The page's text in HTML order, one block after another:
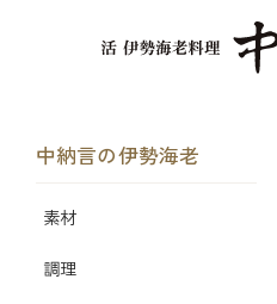
中納言の伊勢海老
素材
調理